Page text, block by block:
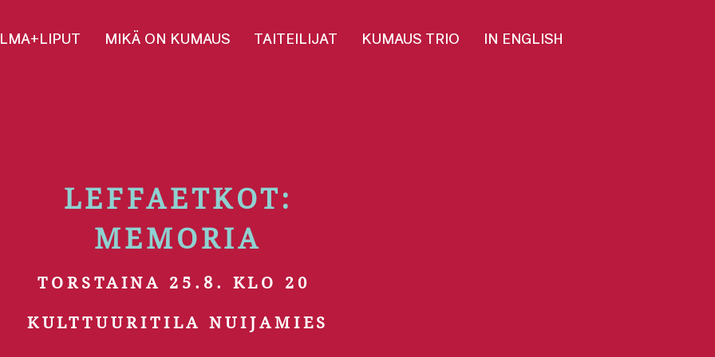
MIKÄ ON KUMAUS TAITEILIJAT KUMAUS TRIO IN ENGLISH
LEFFAETKOT:
MEMORIA
TORSTAINA 25.8. KLO 20
KULTTUURITILA NUIJAMIES